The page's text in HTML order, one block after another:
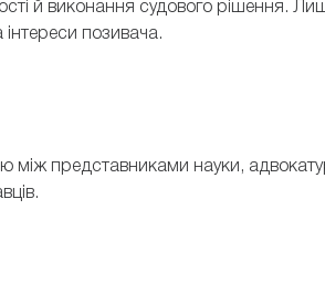
й виконання судового рішення.
інтереси позивача.
між представниками науки,